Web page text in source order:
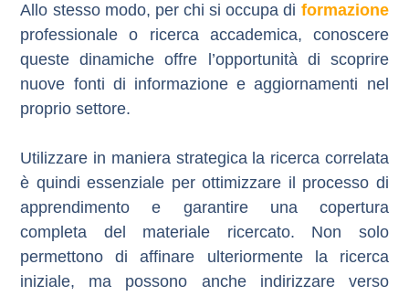
Allo stesso modo, per chi si occupa di formazione
professionale o ricerca accademica, conoscere
queste dinamiche offre l’opportunità di scoprire
nuove fonti di informazione e aggiornamenti nel
proprio settore.
Utilizzare in maniera strategica la ricerca correlata
è quindi essenziale per ottimizzare il processo di
apprendimento e garantire una copertura
completa del materiale ricercato. Non solo
permettono di affinare ulteriormente la ricerca
iniziale, ma possono anche indirizzare verso